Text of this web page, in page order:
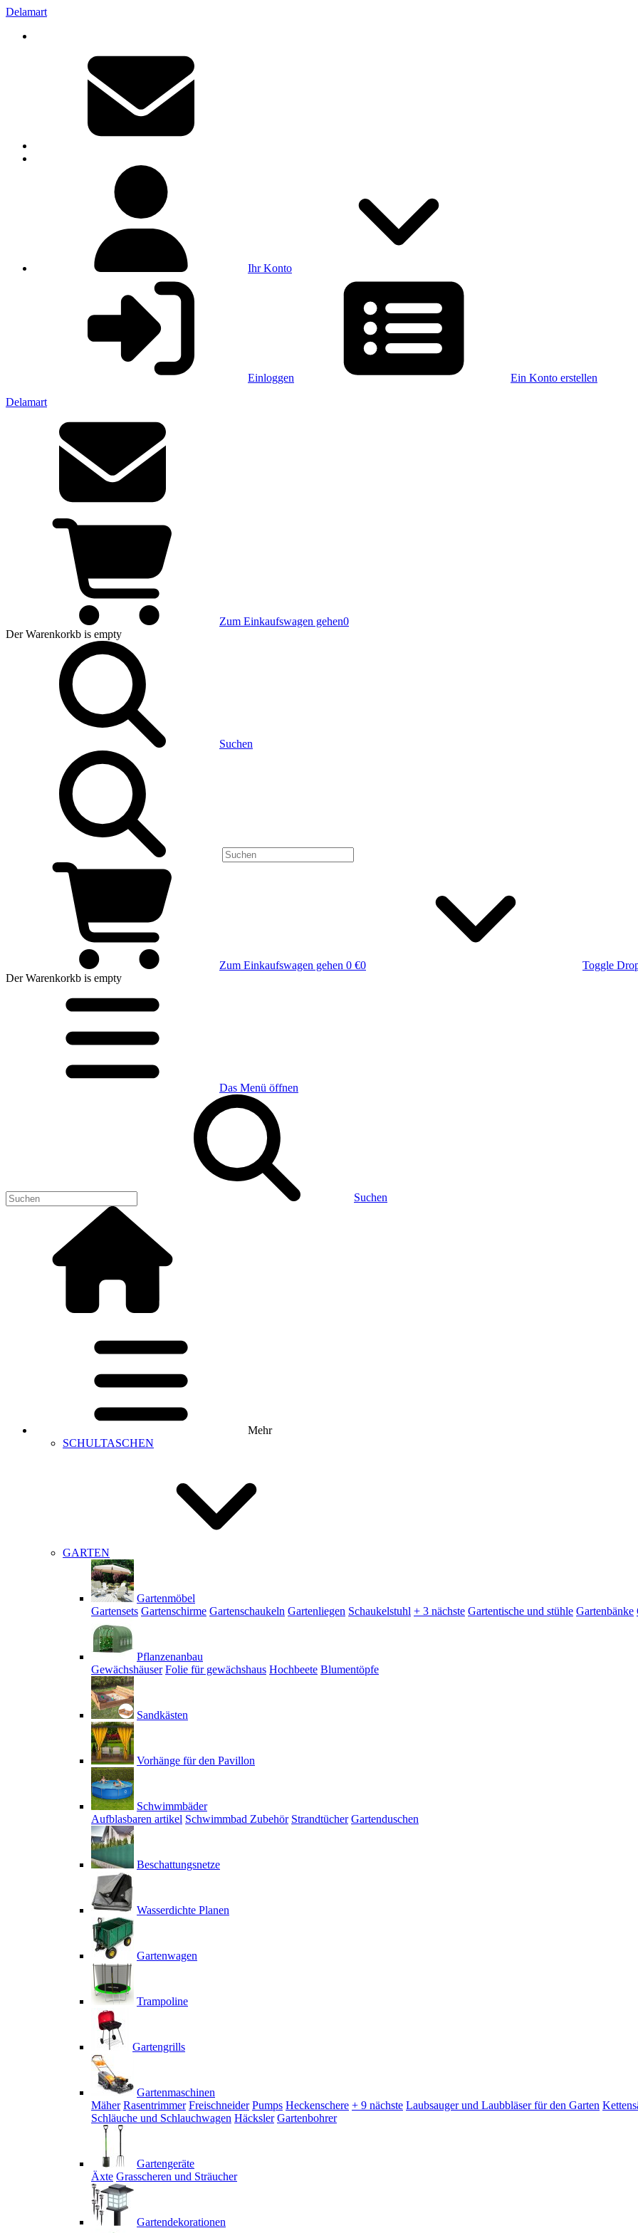
Delamart
Ihr Konto
Einloggen Ein Konto erstellen
Delamart
Zum Einkaufswagen gehen0
Der Warenkorkb is empty
Suchen
Zum Einkaufswagen gehen 0 €0
Toggle
Der Warenkorkb is empty
Das Menü öffnen
Suchen
Mehr
SCHULTASCHEN
GARTEN
Gartenmöbel
Gartensets Gartenschirme Gartenschaukeln Gartenliegen Schaukelstuhl + 3 nächste Gartentische und stühle Gartenbänke
Pflanzenanbau
Gewächshäuser Folie für gewächshaus Hochbeete Blumentöpfe
Sandkästen
Vorhänge für den Pavillon
Schwimmbäder
Aufblasbaren artikel Schwimmbad Zubehör Strandtücher Gartenduschen
Beschattungsnetze
Wasserdichte Planen
Gartenwagen
Trampoline
Gartengrills
Gartenmaschinen
Mäher Rasentrimmer Freischneider Pumps Heckenschere + 9 nächste Laubsauger und Laubbläser für den Garten
Schläuche und Schlauchwagen Häcksler Gartenbohrer
Gartengeräte
Äxte Grasscheren und Sträucher
Gartendekorationen